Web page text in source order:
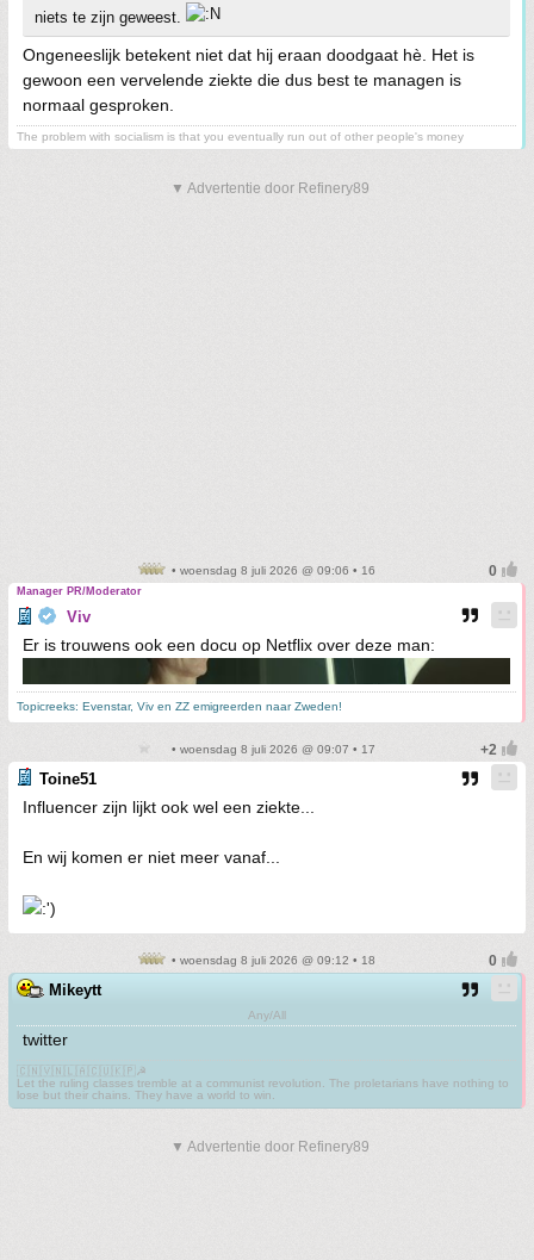
niets te zijn geweest.
Ongeneeslijk betekent niet dat hij eraan doodgaat hè. Het is
gewoon een vervelende ziekte die dus best te managen is
normaal gesproken.
The problem with socialism is that you eventually run out of other people's money
▼ Advertentie door Refinery89
• woensdag 8 juli 2026 @ 09:06 • 16
Manager PR/Moderator
Viv
Er is trouwens ook een docu op Netflix over deze man:
Topicreeks: Evenstar, Viv en ZZ emigreerden naar Zweden!
• woensdag 8 juli 2026 @ 09:07 • 17
Toine51
Influencer zijn lijkt ook wel een ziekte...
En wij komen er niet meer vanaf...
• woensdag 8 juli 2026 @ 09:12 • 18
Mikeytt
Any/All
twitter
🇨🇳🇻🇳🇱🇦🇨🇺🇰🇵☭
Let the ruling classes tremble at a communist revolution. The proletarians have nothing to
lose but their chains. They have a world to win.
▼ Advertentie door Refinery89